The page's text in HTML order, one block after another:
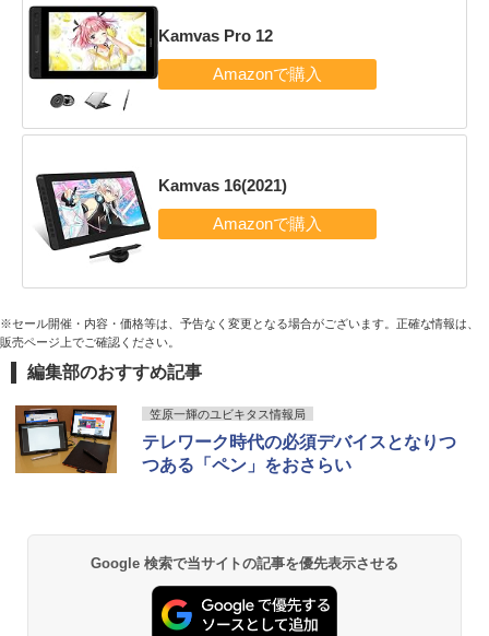
Kamvas Pro 12
Kamvas 16(2021)
※セール開催・内容・価格等は、予告なく変更となる場合がございます。正確な情報は、
販売ページ上でご確認ください。
編集部のおすすめ記事
笠原一輝のユビキタス情報局
テレワーク時代の必須デバイスとなりつ
つある「ペン」をおさらい
Google 検索で当サイトの記事を優先表示させる